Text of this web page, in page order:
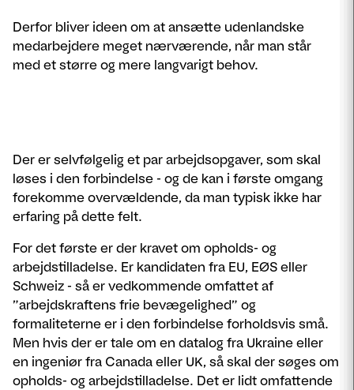
Derfor bliver ideen om at ansætte udenlandske
medarbejdere meget nærværende, når man står
med et større og mere langvarigt behov.
Der er selvfølgelig et par arbejdsopgaver, som skal
løses i den forbindelse - og de kan i første omgang
forekomme overvældende, da man typisk ikke har
erfaring på dette felt.
For det første er der kravet om opholds- og
arbejdstilladelse. Er kandidaten fra EU, EØS eller
Schweiz - så er vedkommende omfattet af
”arbejdskraftens frie bevægelighed” og
formaliteterne er i den forbindelse forholdsvis små.
Men hvis der er tale om en datalog fra Ukraine eller
en ingeniør fra Canada eller UK, så skal der søges om
opholds- og arbejdstilladelse. Det er lidt omfattende